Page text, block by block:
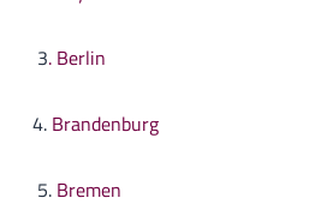
3. Berlin
4. Brandenburg
5. Bremen